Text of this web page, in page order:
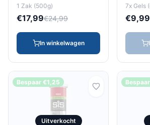
(500g)
1 Zak (500g)
€17,99€24,99
In winkelwagen
7x Gels
€9,99
Bespaar €1,25
Uitverkocht